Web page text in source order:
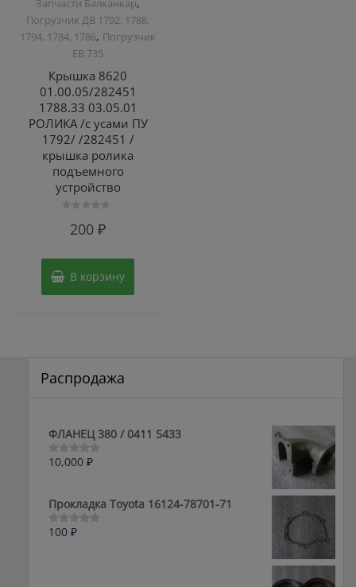
Запчасти Балканкар
Погрузчик ДВ 1792, 1788,
1794, 1784, 1786, Погрузчик
ЕВ 735
Крышка 8620
01.00.05/282451
1788.33 03.05.01
РОЛИКА /с усами ПУ
1792/ /282451 /
крышка ролика
подъемного
устройство
200₽
В корзину
Распродажа
ФЛАНЕЦ 380 / 0411 5433
Оценка
5
10,000 ₽
Прокладка Toyota 16124-78701-71
Оценка
100 ₽